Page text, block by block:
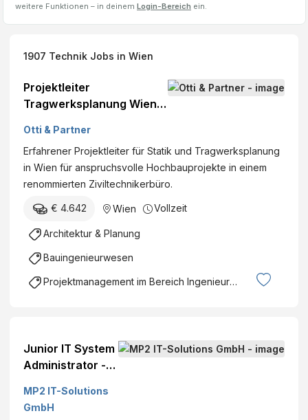
weitere Funktionen – in deinem Login-Bereich ein.
1907 Technik Jobs in Wien
Projektleiter
Tragwerksplanung Wien
Otti & Partner
Erfahrener Projektleiter für Statik und Tragwerksplanung
in Wien für anspruchsvolle Hochbauprojekte in einem
renommierten Ziviltechnikerbüro.
€ 4.642 Wien Vollzeit
Architektur & Planung
Bauingenieurwesen
Projektmanagement im Bereich Ingenieurswesen
Junior IT System
Administrator -
(m/w/d), Wien,
NÖ/Zwettl - MP2
MP2 IT-Solutions
GmbH